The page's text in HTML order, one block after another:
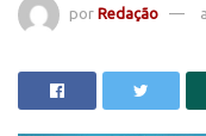
por Redação